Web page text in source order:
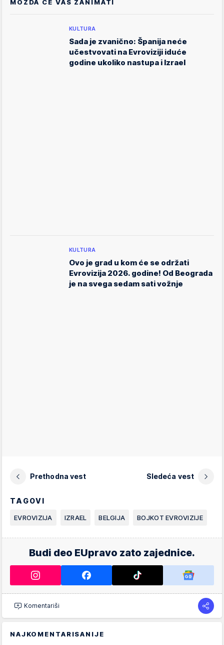
MOŽDA ĆE VAS ZANIMATI
KULTURA
Sada je zvanično: Španija neće
učestvovati na Evroviziji iduće
godine ukoliko nastupa i Izrael
KULTURA
Ovo je grad u kom će se održati
Evrovizija 2026. godine! Od Beograda
je na svega sedam sati vožnje
Prethodna vest Sledeća vest
TAGOVI
EVROVIZIJA IZRAEL BELGIJA BOJKOT EVROVIZIJE
Budi deo EUpravo zato zajednice.
Komentariši
NAJKOMENTARISANIJE